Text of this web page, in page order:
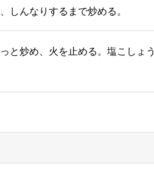
しんなりするまで炒める。
と炒め、火を止める。塩こしょう